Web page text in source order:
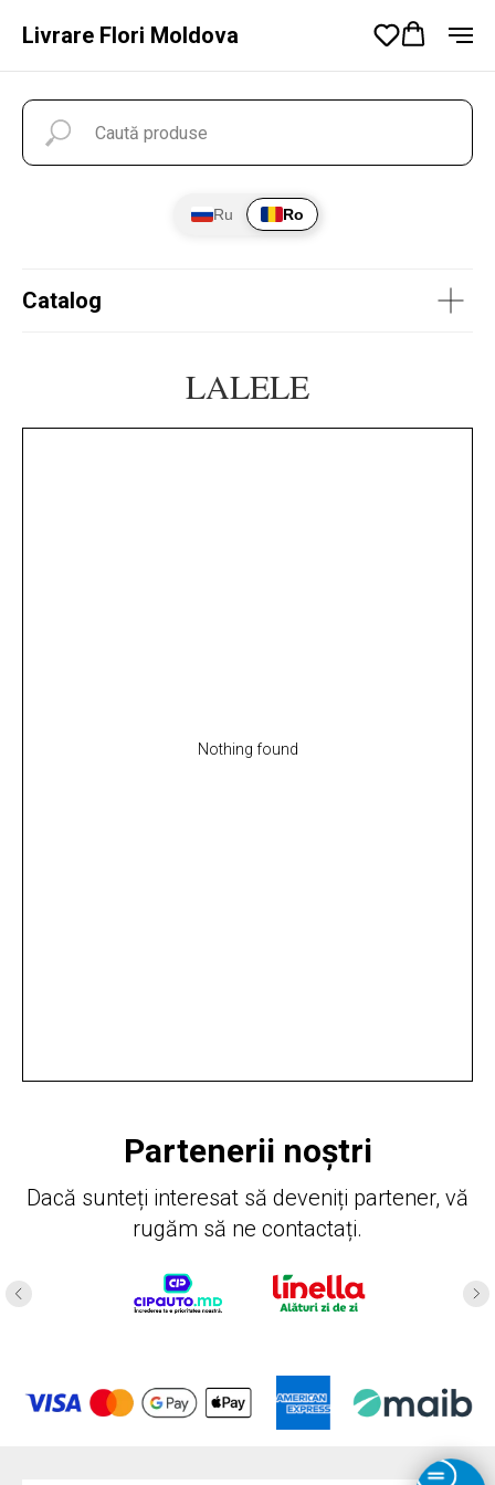
Livrare Flori Moldova
Ru Ro
Catalog
LALELE
Nothing found
Partenerii noștri
Dacă sunteți interesat să deveniți partener, vă
rugăm să ne contactați.